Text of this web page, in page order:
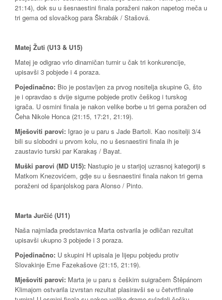
21:14), dok su u šesnaestini finala poraženi nakon napetog meča u
tri gema od slovačkog para Škrabák / Stašová.
Matej Žuti (U13 & U15)
Matej je odigrao vrlo dinamičan turnir u čak tri konkurencije,
upisavši 3 pobjede i 4 poraza.
Pojedinačno: Bio je postavljen za prvog nositelja skupine G, što
je i opravdao s dvije sigurne pobjede protiv češkog i turskog
igrača. U osmini finala je nakon velike borbe u tri gema poražen od
Čeha Nikole Honca (21:15, 17:21, 21:19).
Mješoviti parovi: Igrao je u paru s Jade Bartoli. Kao nositelji 3/4
bili su slobodni u prvom kolu, no u šesnaestini finala ih je
zaustavio turski par Karakaş / Bayat.
Muški parovi (MD U15): Nastupio je u starijoj uzrasnoj kategoriji s
Matkom Knezovićem, gdje su u šesnaestini finala nakon tri gema
poraženi od španjolskog para Alonso / Pinto.
Marta Jurčić (U11)
Naša najmlađa predstavnica Marta ostvarila je odličan rezultat
upisavši ukupno 3 pobjede i 3 poraza.
Pojedinačno: U skupini H upisala je lijepu pobjedu protiv
Slovakinje Eme Fazekašove (21:15, 21:19).
Mješoviti parovi: Marta je u paru s češkim suigračem Štěpánom
Klimajom ostvarila izvrstan rezultat plasiravši se u četvrtfinale